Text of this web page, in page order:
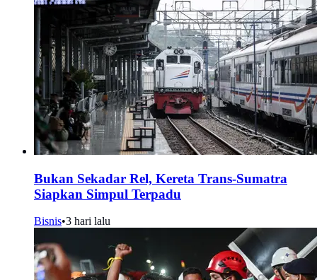
Bukan Sekadar Rel, Kereta Trans-Sumatra
Siapkan Simpul Terpadu
Bisnis•3 hari lalu